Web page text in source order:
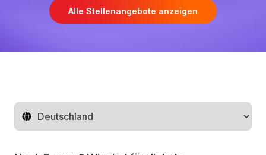
Alle Stellenangebote anzeigen
Region ändern